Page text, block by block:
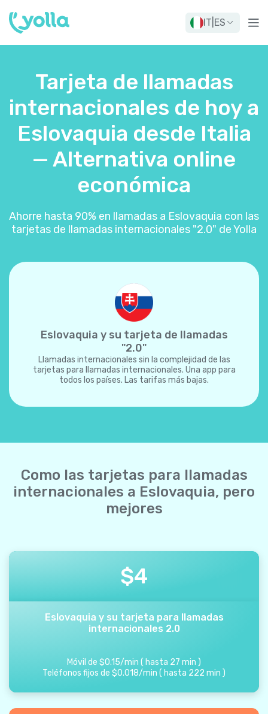
IT ES
Tarjeta de llamadas
internacionales de hoy a
Eslovaquia desde Italia
— Alternativa online
económica
Ahorre hasta 90% en llamadas a Eslovaquia con las
tarjetas de llamadas internacionales "2.0" de Yolla
Eslovaquia y su tarjeta de llamadas
"2.0"
Llamadas internacionales sin la complejidad de las
tarjetas para llamadas internacionales. Una app para
todos los países. Las tarifas más bajas.
Como las tarjetas para llamadas
internacionales a Eslovaquia, pero
mejores
$4
Eslovaquia y su tarjeta para llamadas
internacionales 2.0
Móvil de $0.15/min ( hasta 27 min )
Teléfonos fijos de $0.018/min ( hasta 222 min )